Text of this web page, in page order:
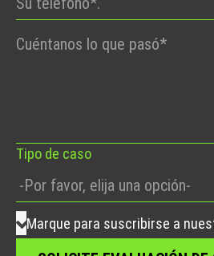
Por
Tipo de caso
Marque para suscribirse a